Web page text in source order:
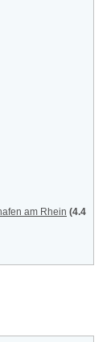
am Rhein (4.4